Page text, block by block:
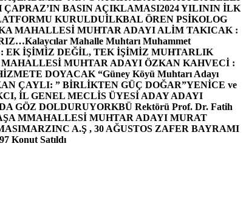
BASIN AÇIKLAMASI2024 YILININ İLK
KURULDUİLKBAL ÖREN PSİKOLOG
MAHALLESİ MUHTAR ADAYI ALİM TAKICAK :
Kalaycılar Mahalle Muhtarı Muhammet
: EK İŞİMİZ DEĞİL, TEK İŞİMİZ MUHTARLIK
MUHTAR ADAYI ÖZKAN KAHVECİ :
DOYACAK “Güney Köyü Muhtarı Adayı
ÇAYLI: ” BİRLİKTEN GÜÇ DOĞAR”YENİCE ve
İL GENEL MECLİS ÜYESİ ADAY ADAYI
GÖZ DOLDURUYORKBÜ Rektörü Prof. Dr. Fatih
MMAHALLESİ MUHTAR ADAYI MURAT
MARZINC A.Ş , 30 AĞUSTOS ZAFER BAYRAMI
Konut Satıldı